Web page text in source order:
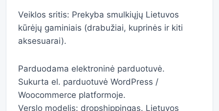
Veiklos sritis: Prekyba smulkiųjų Lietuvos
kūrėjų gaminiais (drabužiai, kuprinės ir kiti
aksesuarai).
Parduodama elektroninė parduotuvė.
Sukurta el. parduotuvė WordPress /
Woocommerce platformoje.
Verslo modelis: dropshippingas. Lietuvos